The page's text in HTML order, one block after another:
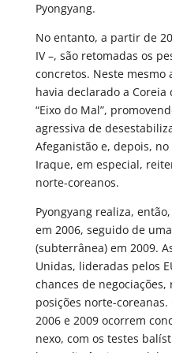
Pyongyang.
No entanto, a partir de
IV –, são retomadas os
concretos. Neste mesmo
havia declarado a
“Eixo do Mal”,
agressiva de
Afeganistão e, depois,
Iraque, em especial,
norte-coreanos.
Pyongyang realiza,
em 2006, seguido de
(subterrânea) em 2009.
Unidas, lideradas pelos
chances de
posições norte-
2006 e 2009 ocorrem
nexo, com os testes